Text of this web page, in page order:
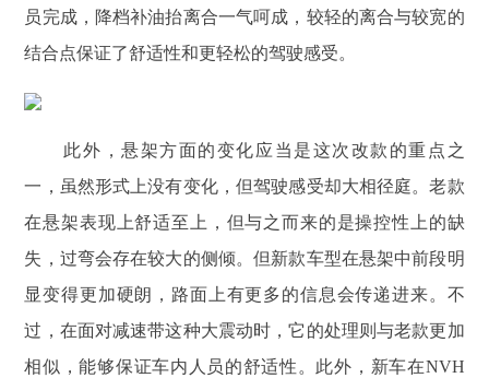
员完成，降档补油抬离合一气呵成，较轻的离合与较宽的
结合点保证了舒适性和更轻松的驾驶感受。
此外，悬架方面的变化应当是这次改款的重点之
一，虽然形式上没有变化，但驾驶感受却大相径庭。老款
在悬架表现上舒适至上，但与之而来的是操控性上的缺
失，过弯会存在较大的侧倾。但新款车型在悬架中前段明
显变得更加硬朗，路面上有更多的信息会传递进来。不
过，在面对减速带这种大震动时，它的处理则与老款更加
相似，能够保证车内人员的舒适性。此外，新车在NVH